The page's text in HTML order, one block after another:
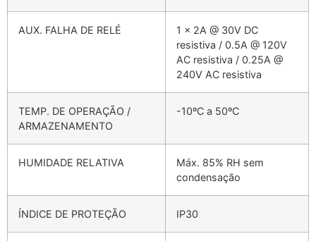
AUX. FALHA DE RELÉ
1 x 2A @ 30V DC
resistiva / 0.5A @ 120V
AC resistiva / 0.25A @
240V AC resistiva
TEMP. DE OPERAÇÃO /
ARMAZENAMENTO
-10ºC a 50ºC
HUMIDADE RELATIVA
Máx. 85% RH sem
condensação
ÍNDICE DE PROTEÇÃO IP30